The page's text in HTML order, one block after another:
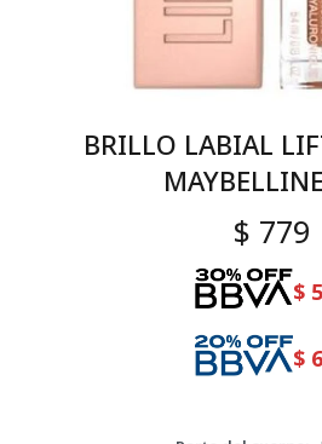
BRILLO LABIAL
$ 779
$
$